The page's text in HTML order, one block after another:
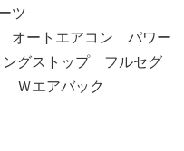
ツ
ートエアコン パワー
グストップ フルセグ
Ｗエアバック